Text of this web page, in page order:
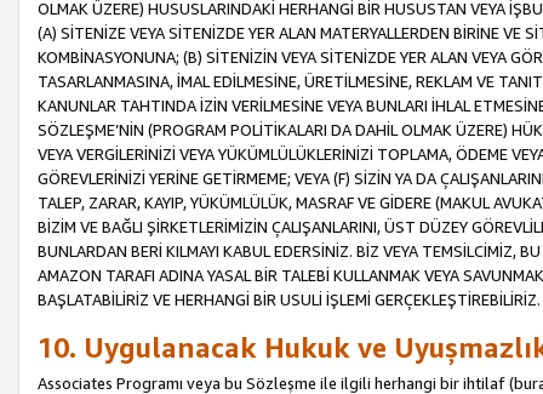
OLMAK ÜZERE) HUSUSLARINDAKİ HERHANGİ BİR HUSUSTAN VEYA
(A) SİTENİZE VEYA SİTENİZDE YER ALAN MATERYALLERDEN BİRİNE VE
KOMBİNASYONUNA; (B) SİTENİZİN VEYA SİTENİZDE YER ALAN VEYA
TASARLANMASINA, İMAL EDİLMESİNE, ÜRETİLMESİNE, REKLAM VE
KANUNLAR TAHTINDA İZİN VERİLMESİNE VEYA BUNLARI İHLAL
SÖZLEŞME’NİN (PROGRAM POLİTİKALARI DA DAHİL OLMAK ÜZERE)
VEYA VERGİLERİNİZİ VEYA YÜKÜMLÜLÜKLERİNİZİ TOPLAMA, ÖDEME
GÖREVLERİNİZİ YERİNE GETİRMEME; VEYA (F) SİZİN YA DA
TALEP, ZARAR, KAYIP, YÜKÜMLÜLÜK, MASRAF VE GİDERE (MAKUL
BİZİM VE BAĞLI ŞİRKETLERİMİZİN ÇALIŞANLARINI, ÜST DÜZEY
BUNLARDAN BERİ KILMAYI KABUL EDERSİNİZ. BİZ VEYA TEMSİLCİMİZ,
AMAZON TARAFI ADINA YASAL BİR TALEBİ KULLANMAK VEYA
BAŞLATABİLİRİZ VE HERHANGİ BİR USULİ İŞLEMİ GERÇEKLEŞTİREBİLİRİZ.
10. Uygulanacak Hukuk ve
Associates Programı veya bu Sözleşme ile ilgili herhangi bir ihtilaf